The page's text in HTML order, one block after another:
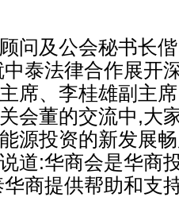
及公会秘书长偕
泰法律合作展开
席、李桂雄副主
会董的交流中,大
源投资的新发展
道:华商会是华商
商提供帮助和支